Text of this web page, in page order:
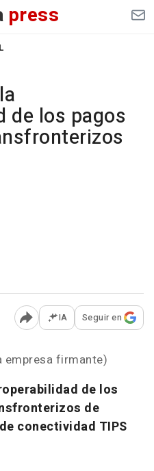
press
de los pagos
Abrir opciones para
IA Seguir en
firmante)
de los
de
conectividad TIPS